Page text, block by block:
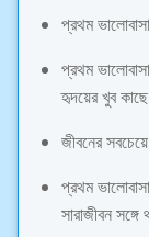
প্রথম
প্রথম
হৃদয়ের খুব
জীবনের
প্রথম
সারাজীবন সঙ্গে